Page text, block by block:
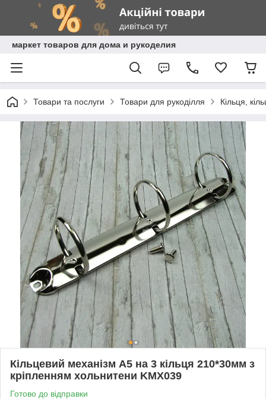
маркет товаров для дома и рукоделия
Товари та послуги Товари для рукоділля Кільця,
Кільцевий механізм А5 на 3 кільця 210*30мм з
кріпленням хольнитени KMX039
Готово до відправки